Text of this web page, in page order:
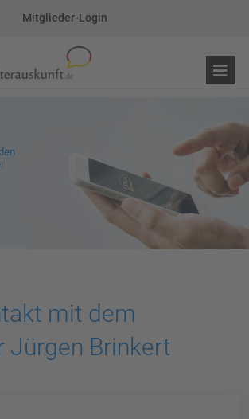
Mitglieder-Login
mit dem
Jürgen Brinkert